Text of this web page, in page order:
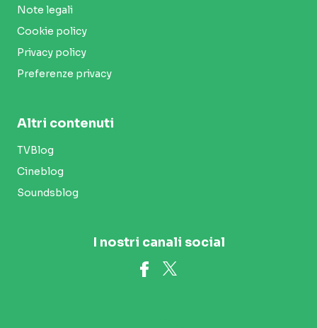
Note legali
Cookie policy
Privacy policy
Preferenze privacy
Altri contenuti
TVBlog
Cineblog
Soundsblog
I nostri canali social